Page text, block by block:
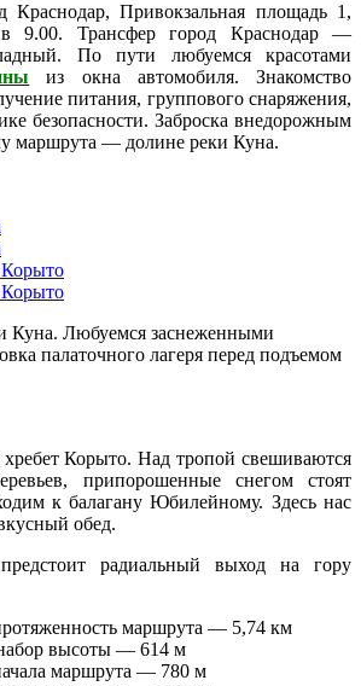
Краснодар, Привокзальная площадь 1,
9.00. Трансфер город Краснодар —
По пути любуемся красотами
из окна автомобиля. Знакомство
питания, группового снаряжения,
безопасности. Заброска внедорожным
маршрута — долине реки Куна.
Куна. Любуемся заснеженными
палаточного лагеря перед подъемом
Корыто. Над тропой свешиваются
припорошенные снегом стоят
к балагану Юбилейному. Здесь нас
обед.
радиальный выход на гору
маршрута — 5,74 км
высоты — 614 м
маршрута — 780 м